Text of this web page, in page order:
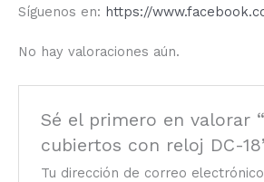
Síguenos en: https://
No hay valoraciones aún.
Sé el primero en valorar
cubiertos con reloj DC-
Tu dirección de correo